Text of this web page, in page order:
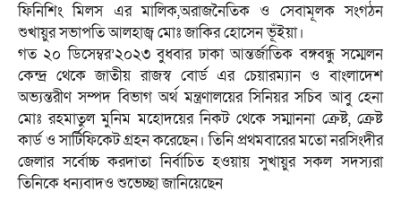
ফিনিশিং মিলস এর মালিক,অরাজনৈতিক ও সেবামূলক সংগঠন
শুখায়ুর সভাপতি আলহাজ্ব মোঃ জাকির হোসেন ভূঁইয়া।
গত ২০ ডিসেম্বর’২০২৩ বুধবার ঢাকা আন্তর্জাতিক বঙ্গবন্ধু সম্মেলন
কেন্দ্র থেকে জাতীয় রাজস্ব বোর্ড এর চেয়ারম্যান ও বাংলাদেশ
অভ্যন্তরীণ সম্পদ বিভাগ অর্থ মন্ত্রণালয়ের সিনিয়র সচিব আবু হেনা
মোঃ রহমাতুল মুনিম মহোদয়ের নিকট থেকে সম্মাননা ক্রেষ্ট, ক্রেষ্ট
কার্ড ও সার্টিফিকেট গ্রহন করেছেন। তিনি প্রথমবারের মতো নরসিংদীর
জেলার সর্বোচ্চ করদাতা নির্বাচিত হওয়ায় সুখায়ুর সকল সদস্যরা
তিনিকে ধন্যবাদও শুভেচ্ছা জানিয়েছেন